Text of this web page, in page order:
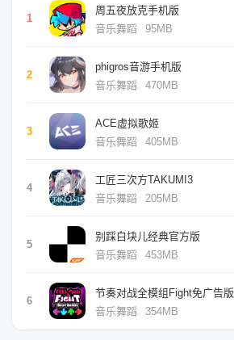
1
周五夜放克手机版
音乐舞蹈
95MB
2
phigros音游手机版
音乐舞蹈
470MB
3
ACE虚拟歌姬
音乐舞蹈
405MB
4
工匠三次方TAKUMI3
音乐舞蹈
205MB
5
别踩白块儿经典官方版
音乐舞蹈
453MB
6
节奏对战全模组Fight免广告版
音乐舞蹈
354MB